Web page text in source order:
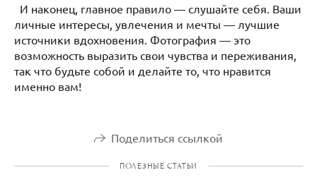
И наконец, главное правило — слушайте себя. Ваши
личные интересы, увлечения и мечты — лучшие
источники вдохновения. Фотография — это
возможность выразить свои чувства и переживания,
так что будьте собой и делайте то, что нравится
именно вам!
Поделиться ссылкой
ПОЛЕЗНЫЕ СТАТЬИ